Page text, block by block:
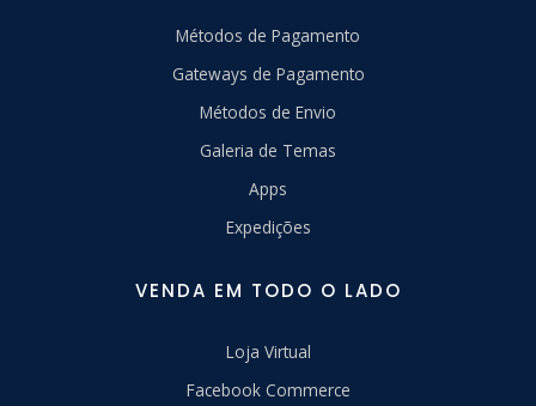
Métodos de Pagamento
Gateways de Pagamento
Métodos de Envio
Galeria de Temas
Apps
Expedições
VENDA EM TODO O LADO
Loja Virtual
Facebook Commerce